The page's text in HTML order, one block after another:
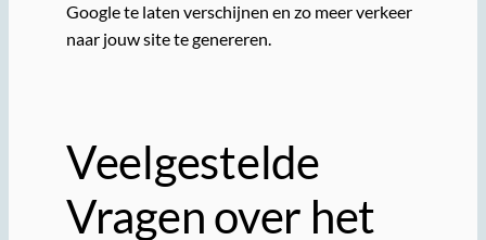
Google te laten verschijnen en zo meer verkeer
naar jouw site te genereren.
Veelgestelde
Vragen over het